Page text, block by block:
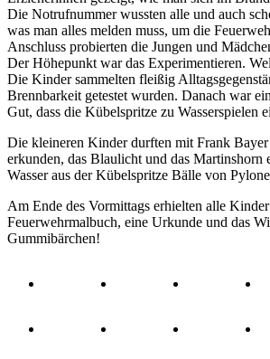
Die Notrufnummer wussten alle und auch
was man alles melden muss, um die
Anschluss probierten die Jungen und
Der Höhepunkt war das Experimentieren.
Die Kinder sammelten fleißig
Brennbarkeit getestet wurden. Danach war
Gut, dass die Kübelspritze zu Wasserspielen
Die kleineren Kinder durften mit Frank Bayer
erkunden, das Blaulicht und das Martinshorn
Wasser aus der Kübelspritze Bälle von
Am Ende des Vormittags erhielten alle
Feuerwehrmalbuch, eine Urkunde und das
Gummibärchen!